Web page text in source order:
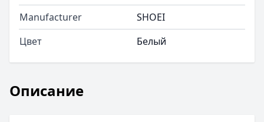
Описание
Manufacturer
SHOEI
Цвет
Белый